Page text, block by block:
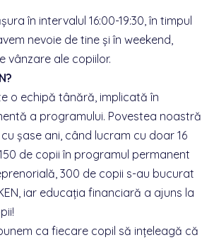
în intervalul 16:00-19:30, în timpul
nevoie de tine și în weekend,
vânzare ale copiilor.
o echipă tânără, implicată în
a programului. Povestea noastră
șase ani, când lucram cu doar 16
de copii în programul permanent
300 de copii s-au bucurat
iar educația financiară a ajuns la
ca fiecare copil să inţeleagă că